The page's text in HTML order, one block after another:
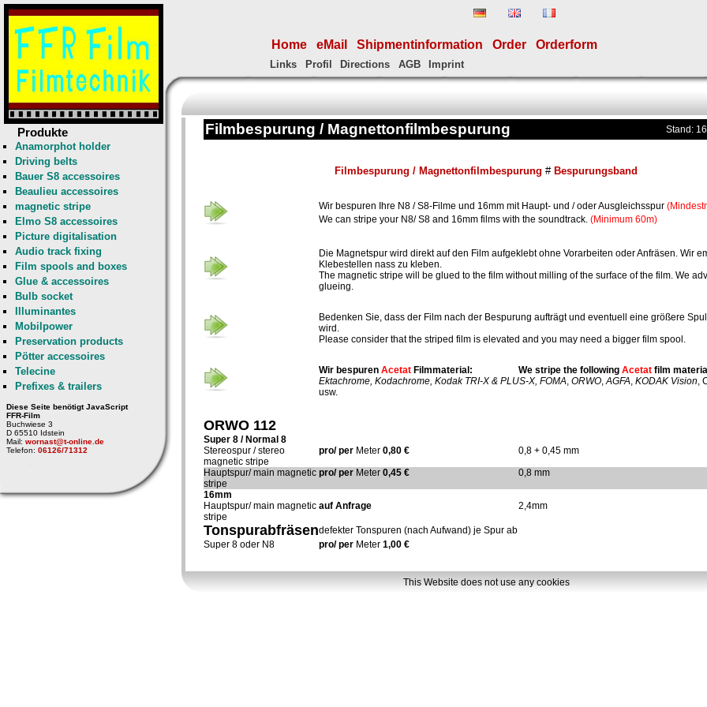
Home eMail Shipmentinformation Order Orderform
Links Profil Directions AGB Imprint
Produkte
Anamorphot holder
Driving belts
Bauer S8 accessoires
Beaulieu accessoires
magnetic stripe
Elmo S8 accessoires
Picture digitalisation
Audio track fixing
Film spools and boxes
Glue & accessoires
Bulb socket
Illuminantes
Mobilpower
Preservation products
Pötter accessoires
Telecine
Prefixes & trailers
Diese Seite benötigt JavaScript
FFR-Film
Buchwiese 3
D 65510 Idstein
Mail: wornast@t-online.de
Telefon: 06126/71312
Filmbespurung / Magnettonfilmbespurung Stand:
Filmbespurung / Magnettonfilmbespurung # Bespurungsband
Wir bespuren Ihre N8 / S8-Filme und 16mm mit Haupt- und / oder Ausgleichsspur
We can stripe your N8/ S8 and 16mm films with the soundtrack. (Minimum 60m)
Die Magnetspur wird direkt auf den Film aufgeklebt ohne Vorarbeiten oder Anfräsen. Wir
Klebestellen nass zu kleben.
The magnetic stripe will be glued to the film without milling of the surface of the film. We
glueing.
Bedenken Sie, dass der Film nach der Bespurung aufträgt und eventuell eine größere
wird.
Please consider that the striped film is elevated and you may need a bigger film spool.
Wir bespuren Acetat Filmmaterial: We stripe the following Acetat film
Ektachrome, Kodachrome, Kodak TRI-X & PLUS-X, FOMA, ORWO,AGFA, KODAK Vision,
usw.
ORWO 112
Super 8 / Normal 8
Stereospur / stereo
magnetic stripe
pro/ per Meter 0,80 €
0,8 + 0,45 mm
Hauptspur/ main magnetic
stripe
pro/ per Meter 0,45 €
0,8 mm
16mm
Hauptspur/ main magnetic
stripe
auf Anfrage 2,4mm
Tonspurabfräsendefekter Tonspuren (nach Aufwand) je Spur ab
Super 8 oder N8
pro/ per Meter 1,00 €
This Website does not use any cookies